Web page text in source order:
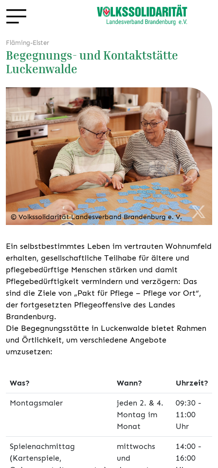
Fläming-Elster
Begegnungs- und Kontaktstätte
Luckenwalde
© Volkssolidarität Landesverband Brandenburg e. V.
Ein selbstbestimmtes Leben im vertrauten Wohnumfeld
erhalten, gesellschaftliche Teilhabe für ältere und
pflegebedürftige Menschen stärken und damit
Pflegebedürftigkeit vermindern und verzögern: Das
sind die Ziele von „Pakt für Pflege – Pflege vor Ort“,
der fortgesetzten Pflegeoffensive des Landes
Brandenburg.
Die Begegnungsstätte in Luckenwalde bietet Rahmen
und Örtlichkeit, um verschiedene Angebote
umzusetzen:
Was? Wann? Uhrzeit?
Montagsmaler
jeden 2. & 4.
Montag im
Monat
09:30 -
11:00
Uhr
Spielenachmittag
(Kartenspiele,
mittwochs
und
14:00 -
16:00